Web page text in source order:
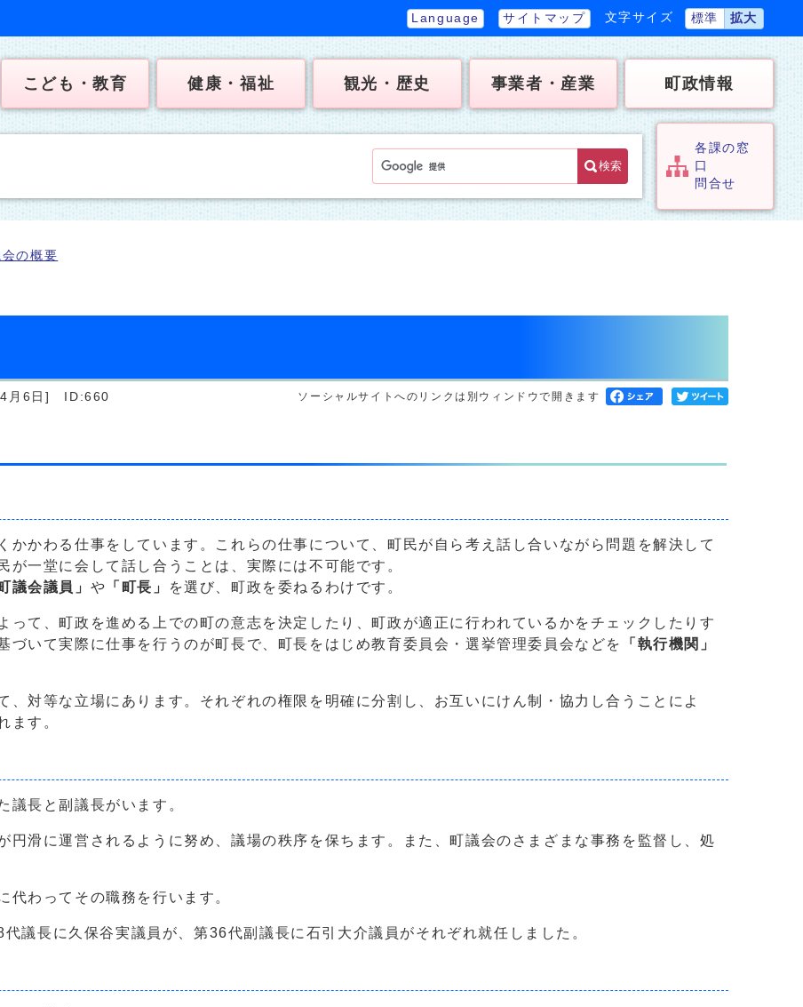
Language サイトマップ 文字サイズ 標準 拡大
こども・教育 健康・福祉 観光・歴史 事業者・産業 町政情報
検索
各課の窓
口
問合せ
会の概要
月6日] ID:660 ソーシャルサイトへのリンクは別ウィンドウで開きます
かかわる仕事をしています。これらの仕事について、町民が自ら考え話し合いながら問題を解決して
一堂に会して話し合うことは、実際には不可能です。
議会議員」 や 「町長」 を選び、町政を委ねるわけです。
って、町政を進める上での町の意志を決定したり、町政が適正に行われているかをチェックしたりす
づいて実際に仕事を行うのが町長で、町長をはじめ教育委員会・選挙管理委員会などを
「執行機関」
、対等な立場にあります。それぞれの権限を明確に分割し、お互いにけん制・協力し合うことによ
ます。
議長と副議長がいます。
円滑に運営されるように努め、議場の秩序を保ちます。また、町議会のさまざまな事務を監督し、処
代わってその職務を行います。
議長に久保谷実議員が、第36代副議長に石引大介議員がそれぞれ就任しました。